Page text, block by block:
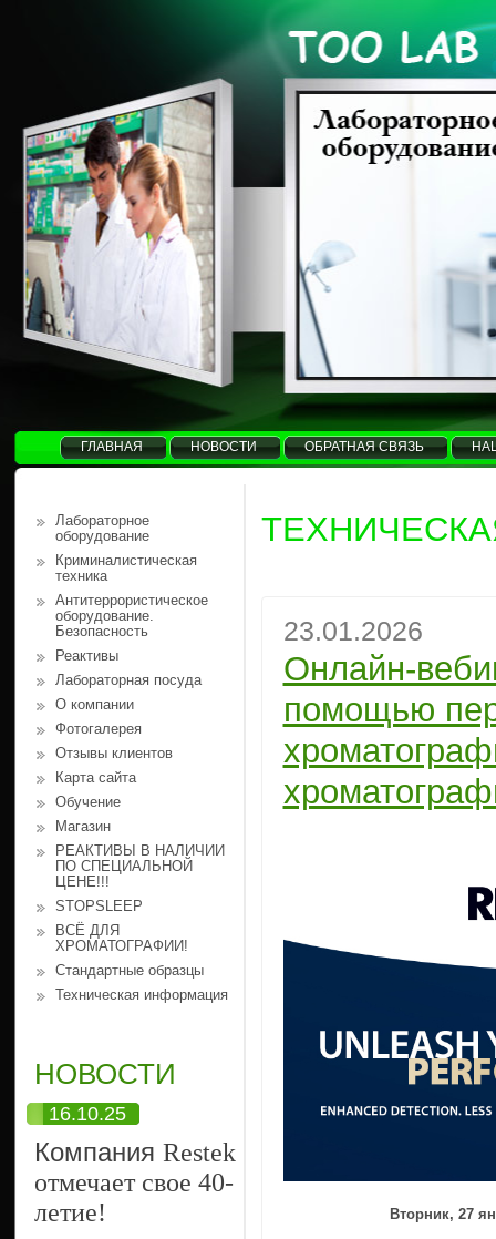
ГЛАВНАЯ НОВОСТИ ОБРАТНАЯ СВЯЗЬ
23.01.2026
Онлайн-
помощью
Вторник, 27
Лабораторное
оборудование
Криминалистическая
техника
Антитеррористическое
оборудование.
Безопасность
Реактивы
Лабораторная посуда
О компании
Фотогалерея
Отзывы клиентов
Карта сайта
Обучение
Магазин
РЕАКТИВЫ В НАЛИЧИИ
ПО СПЕЦИАЛЬНОЙ
ЦЕНЕ!!!
STOPSLEEP
ВСЁ ДЛЯ
ХРОМАТОГРАФИИ!
Cтандартные образцы
Техническая информация
НОВОСТИ
16.10.25
Компания Restek
отмечает свое 40-
летие!